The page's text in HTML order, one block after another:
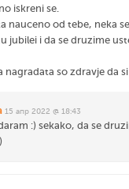
iskreni se.
nauceno od tebe, neka
jubilei i da se druzime
nagradata so zdravje da si
15 апр 2022 @ 18:43
:) sekako, da se